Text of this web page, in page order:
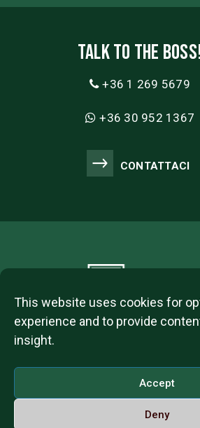
This website uses cookies for
experience and to provide
insight.
Accept
Deny
Talk to the
+36 1 269 5679
+36 30 952 1367
CONTATTACI
Dózsa György út 84, 1068
VAT Number: